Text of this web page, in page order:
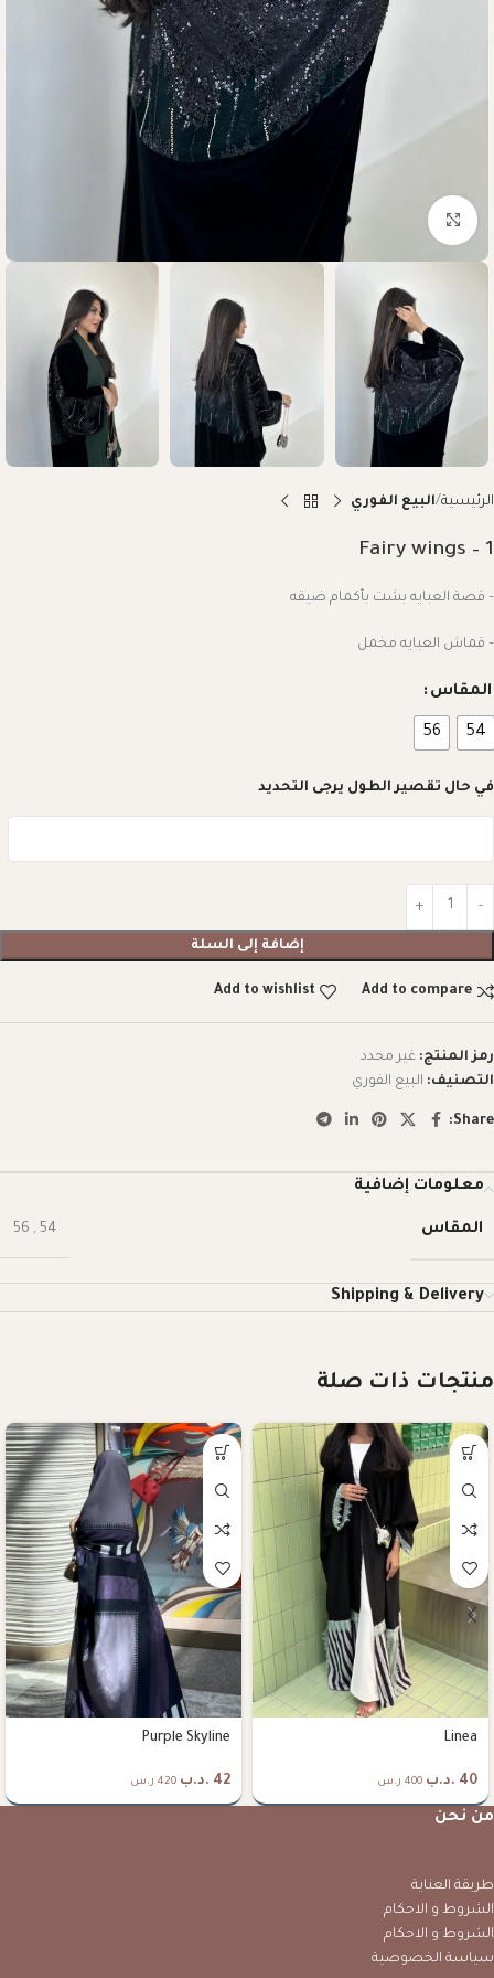
Click to enlarge
الرئيسية البيع الفوري
Fairy wings – 1
– قصة العبايه بشت بأكمام ضيقه
– قماش العبايه مخمل
المقاس
54
56
في حال تقصير الطول يرجى التحديد
إضافة إلى السلة
Add to compare
Add to wishlist
رمز المنتج: غير محدد
التصنيف: البيع الفوري
Share:
معلومات إضافية
المقاس 54
,
56
Shipping & Delivery
منتجات ذات صلة
Linea
40 .د.ب 400 ر.س
Purple Skyline
42 .د.ب 420 ر.س
من نحن
طريقة العناية
الشروط و الاحكام
الشروط و الاحكام
سياسة الخصوصية